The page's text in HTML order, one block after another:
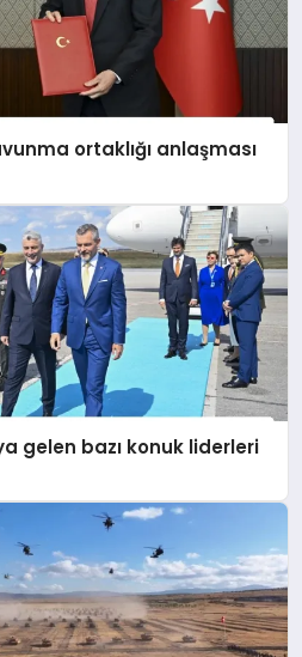
ortaklığı anlaşması
gelen bazı konuk liderleri